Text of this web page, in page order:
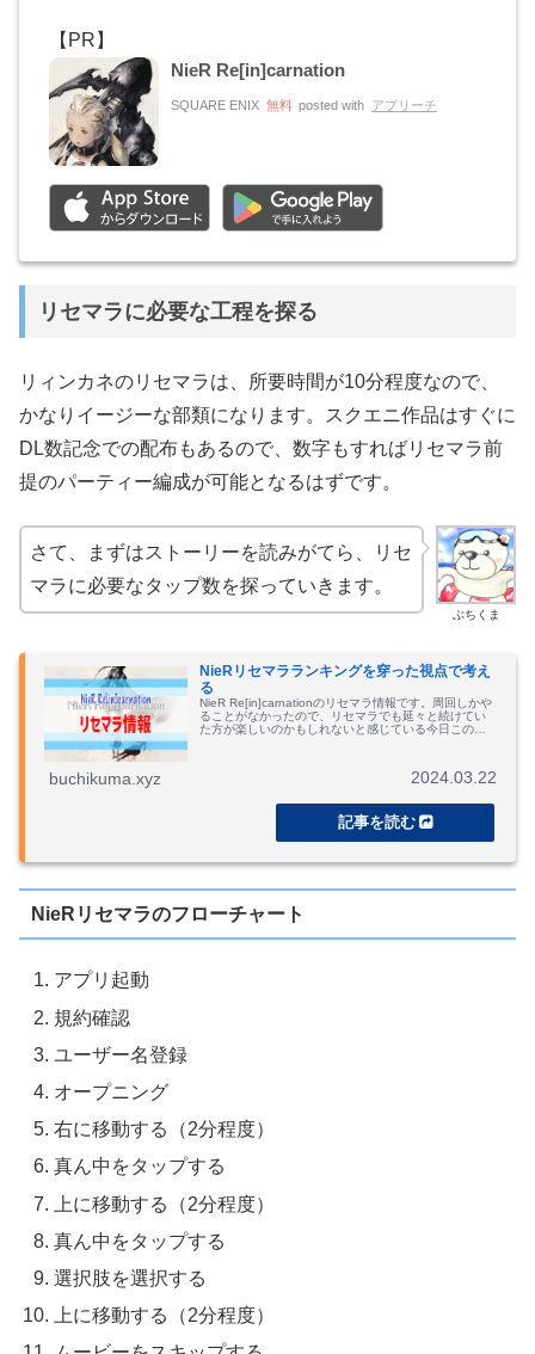
NieR Re[in]carnation
SQUARE ENIX 無料 posted with アプリーチ
リセマラに必要な工程を探る
リィンカネのリセマラは、所要時間が10分程度なので、
かなりイージーな部類になります。スクエニ作品はすぐに
DL数記念での配布もあるので、数字もすればリセマラ前
提のパーティー編成が可能となるはずです。
ぶちくま
さて、まずはストーリーを読みがてら、リセ
マラに必要なタップ数を探っていきます。
NieRリセマラランキングを穿った視点で考え
る
NieR Re[in]carnationのリセマラ情報です。周回しかや
ることがなかったので、リセマラでも延々と続けてい
た方が楽しいのかもしれないと感じている今日この
buchikuma.xyz 2024.03.22
NieRリセマラのフローチャート
アプリ起動
規約確認
ユーザー名登録
オープニング
右に移動する（2分程度）
真ん中をタップする
上に移動する（2分程度）
真ん中をタップする
選択肢を選択する
上に移動する（2分程度）